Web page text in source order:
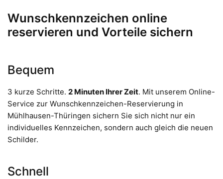
Wunschkennzeichen online
reservieren und Vorteile sichern
Bequem
3 kurze Schritte. 2 Minuten Ihrer Zeit. Mit unserem Online-
Service zur Wunschkennzeichen-Reservierung in
Mühlhausen-Thüringen sichern Sie sich nicht nur ein
individuelles Kennzeichen, sondern auch gleich die neuen
Schilder.
Schnell